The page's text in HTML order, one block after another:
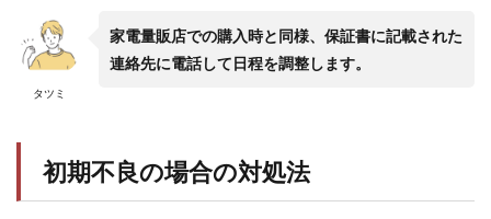
タツミ
家電量販店での購入時と同様、保証書に記載された
連絡先に電話して日程を調整します。
初期不良の場合の対処法